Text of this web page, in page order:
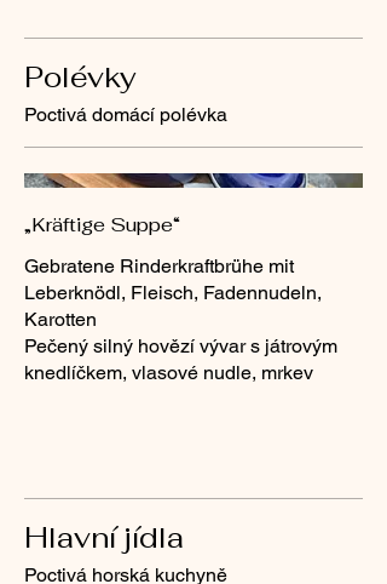
Polévky
Poctivá domácí polévka
„Kräftige Suppe“
Gebratene Rinderkraftbrühe mit
Leberknödl, Fleisch, Fadennudeln,
Karotten
Pečený silný hovězí vývar s játrovým
Hlavní jídla
Poctivá horská kuchyně